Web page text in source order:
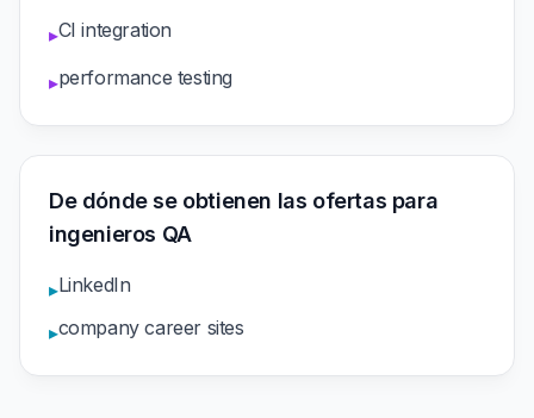
▸CI integration
▸performance testing
De dónde se obtienen las ofertas para
ingenieros QA
▸LinkedIn
▸company career sites